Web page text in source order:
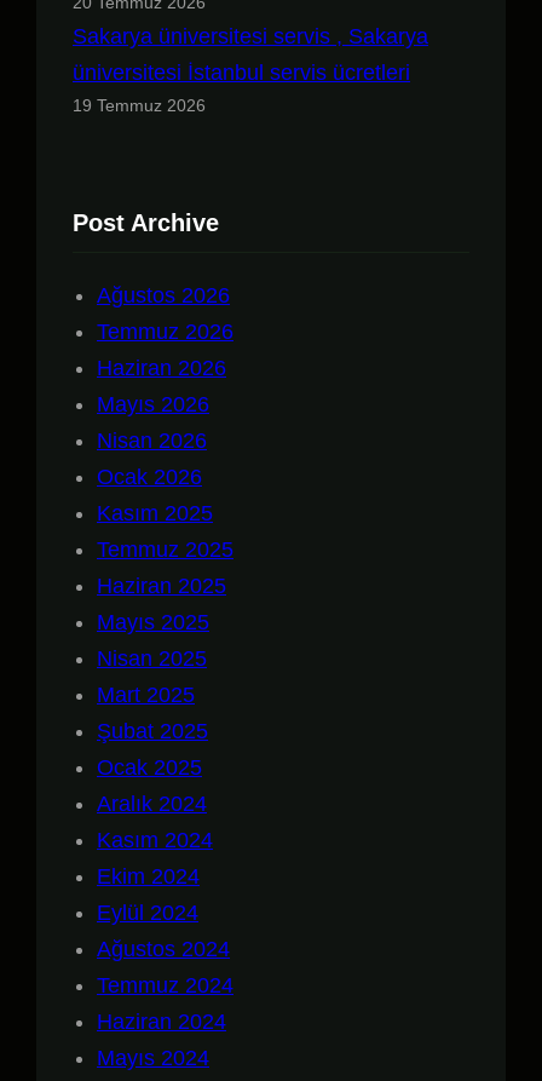
Sakarya üniversitesi servis , Sakarya
üniversitesi İstanbul servis ücretleri
19 Temmuz 2026
Post Archive
Ağustos 2026
Temmuz 2026
Haziran 2026
Mayıs 2026
Nisan 2026
Ocak 2026
Kasım 2025
Temmuz 2025
Haziran 2025
Mayıs 2025
Nisan 2025
Mart 2025
Şubat 2025
Ocak 2025
Aralık 2024
Kasım 2024
Ekim 2024
Eylül 2024
Ağustos 2024
Temmuz 2024
Haziran 2024
Mayıs 2024